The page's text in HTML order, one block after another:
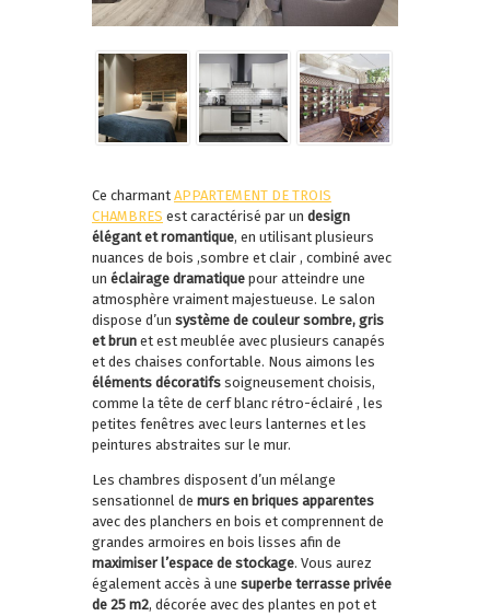
Ce charmant APPARTEMENT DE TROIS
CHAMBRES est caractérisé par un design
élégant et romantique, en utilisant plusieurs
nuances de bois ,sombre et clair , combiné avec
un éclairage dramatique pour atteindre une
atmosphère vraiment majestueuse. Le salon
dispose d’un système de couleur sombre, gris
et brun et est meublée avec plusieurs canapés
et des chaises confortable. Nous aimons les
éléments décoratifs soigneusement choisis,
comme la tête de cerf blanc rétro-éclairé , les
petites fenêtres avec leurs lanternes et les
peintures abstraites sur le mur.
Les chambres disposent d’un mélange
sensationnel de murs en briques apparentes
avec des planchers en bois et comprennent de
grandes armoires en bois lisses afin de
maximiser l’espace de stockage. Vous aurez
également accès à une superbe terrasse privée
de 25 m2, décorée avec des plantes en pot et